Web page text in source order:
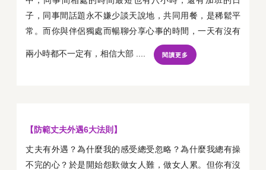
子，同事間話題永不嫌少談天說地，共同用餐，是稀鬆平
常。而你與伴侶獨處而暢聊分享心事的時間，一天有沒有
兩小時都不一定有，相信大部 .... 閱讀更多
【防範丈夫外遇6大法則】
丈夫有外遇？為什麼我的感受總受忽略？為什麼我總有操
不完的心？於是開始怨歎做女人難，做女人累。但你有沒